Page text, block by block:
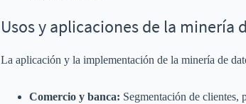
Usos y aplicaciones de la minería
La aplicación y la implementación de la minería de
Comercio y banca: Segmentación de clientes,